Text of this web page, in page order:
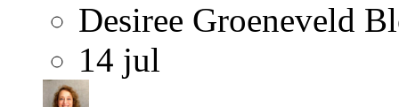
Desiree Groeneveld
14 jul